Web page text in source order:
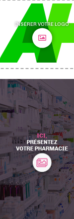
INSÉRER VOTRE LOGO